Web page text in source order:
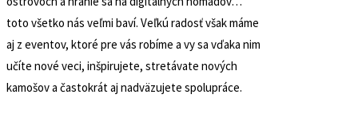
toto všetko nás veľmi baví. Veľkú radosť však máme
aj z eventov, ktoré pre vás robíme a vy sa vďaka nim
učíte nové veci, inšpirujete, stretávate nových
kamošov a častokrát aj nadväzujete spolupráce.